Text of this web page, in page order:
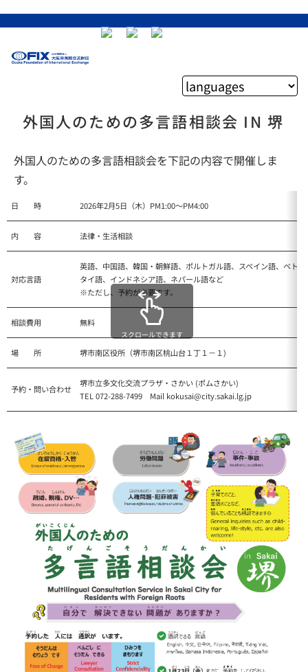
外国人のための多言語相談会 IN 堺
外国人のための多言語相談会を下記の内容で開催しま
す。
日 時 2026年2月5日（木）PM1:00～PM4:00
内 容 法律・生活相談
対応言語
英語、中国語、韓国・朝鮮語、ポルトガル語、スペイン語、ベト
タイ語、インドネシア語、ネパール語など
※ただし、予約が必要です。
相談費用 無料
場 所 堺市南区役所（堺市南区桃山台１丁１－１)
予約・問い合わせ
堺市立多文化交流プラザ・さかい (ポムさかい)
TEL 072-288-7499 Mail kokusai@city.sakai.lg.jp
スクロールできます